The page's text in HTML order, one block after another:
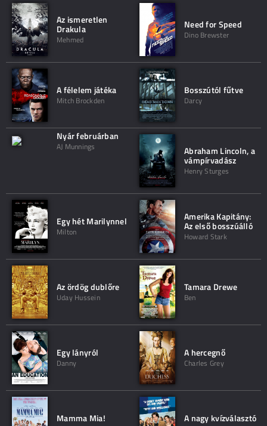
Az ismeretlen
Drakula
Mehmed
Need for Speed
Dino Brewster
A félelem játéka
Mitch Brockden
Bosszútól fűtve
Darcy
Nyár februárban
AJ Munnings Abraham Lincoln, a
vámpírvadász
Henry Sturges
Egy hét Marilynnel
Milton
Amerika Kapitány:
Az első bosszúálló
Howard Stark
Az ördög dublőre
Uday Hussein
Tamara Drewe
Ben
Egy lányról
Danny
A hercegnő
Charles Grey
Mamma Mia! A nagy kvízválasztó